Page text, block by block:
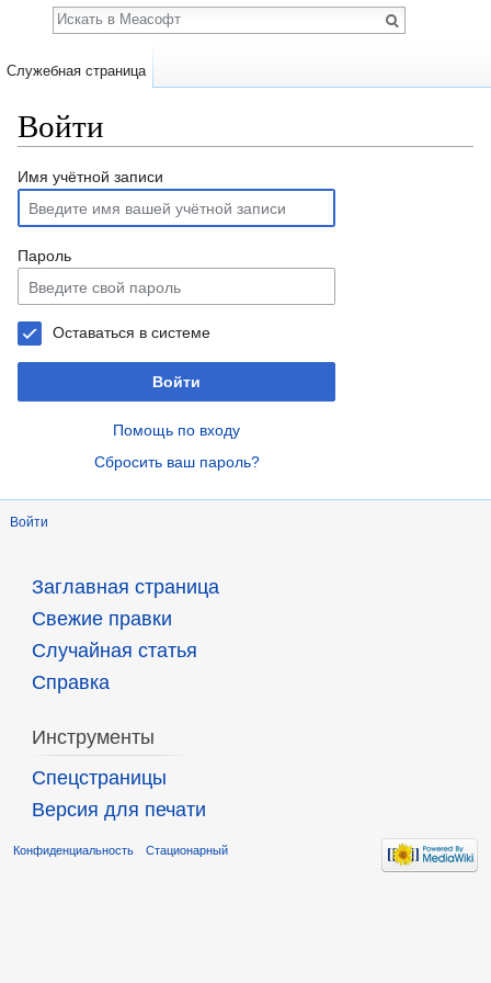
Войти
Имя учётной записи
Пароль
Оставаться в системе
Войти
Помощь по входу
Сбросить ваш пароль?
Войти
Служебная страница
Поиск
Заглавная страница
Свежие правки
Случайная статья
Справка
Инструменты
Спецстраницы
Версия для печати
Конфиденциальность Стационарный